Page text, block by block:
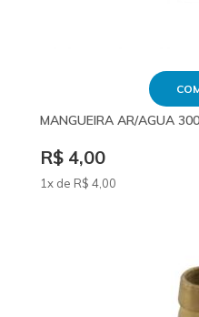
MANGUEIRA AR/AGUA
R$ 4,00
1x de R$ 4,00